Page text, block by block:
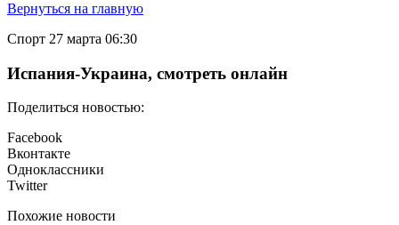
Вернуться на главную
Спорт 27 марта 06:30
Испания-Украина, смотреть онлайн
Поделиться новостью:
Facebook
Вконтакте
Одноклассники
Twitter
Похожие новости